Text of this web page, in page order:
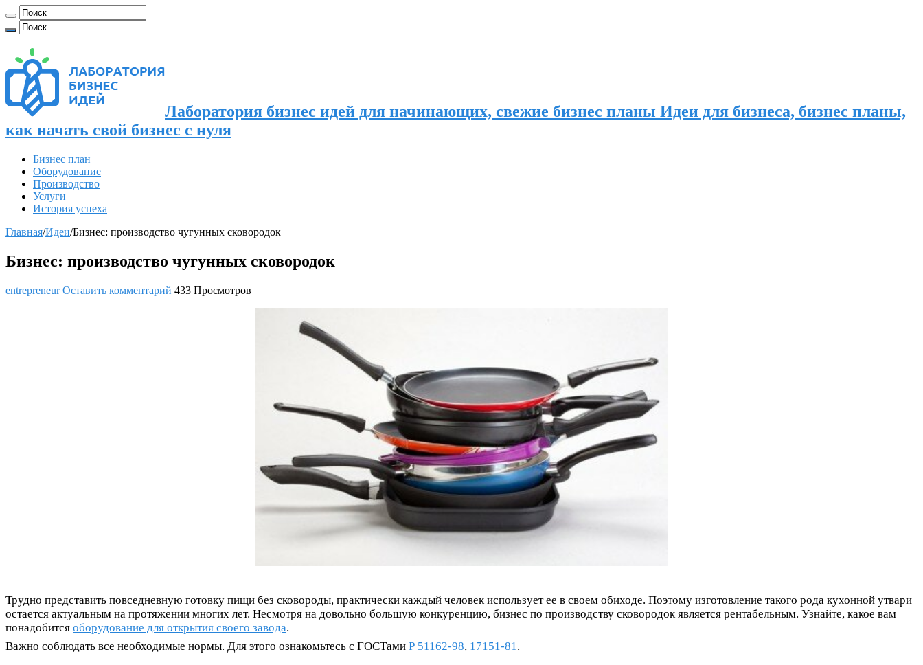
Лаборатория бизнес идей для начинающих, свежие бизнес планы Идеи для бизнеса, бизнес планы,
как начать свой бизнес с нуля
Бизнес план
Оборудование
Производство
Услуги
История успеха
Главная/Идеи/Бизнес: производство чугунных сковородок
Бизнес: производство чугунных сковородок
entrepreneurОставить комментарий 433 Просмотров
Трудно представить повседневную готовку пищи без сковороды, практически каждый человек использует ее в своем обиходе. Поэтому изготовление такого рода кухонной утвари
остается актуальным на протяжении многих лет. Несмотря на довольно большую конкуренцию, бизнес по производству сковородок является рентабельным. Узнайте, какое вам
понадобится оборудование для открытия своего завода.
Важно соблюдать все необходимые нормы. Для этого ознакомьтесь с ГОСТами Р 51162-98, 17151-81 .